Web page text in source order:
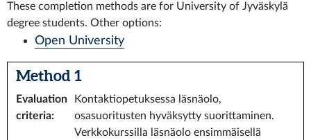
These completion methods are for University of Jyväskylä
degree students. Other options:
Open University
Method 1
Evaluation
criteria:
Kontaktiopetuksessa läsnäolo,
osasuoritusten hyväksytty suorittaminen.
Verkkokurssilla läsnäolo ensimmäisellä